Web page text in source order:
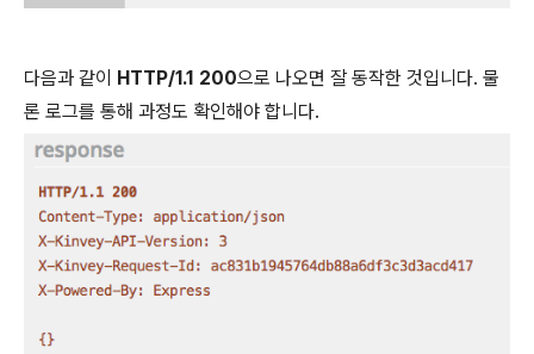
다음과 같이 HTTP/1.1 200으로 나오면 잘 동작한 것입니다. 물
론 로그를 통해 과정도 확인해야 합니다.